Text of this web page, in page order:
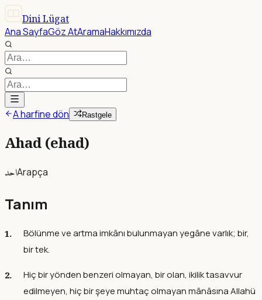
Dini Lügat
Ana SayfaGöz AtAramaHakkımızda
A harfine dön Rastgele
Ahad (ehad)
احدArapça
Tanım
Bölünme ve artma imkânı bulunmayan yegâne varlık; bir,
bir tek.
Hiç bir yönden benzeri olmayan, bir olan, ikilik tasavvur
edilmeyen, hiç bir şeye muhtaç olmayan mânâsına Allahü